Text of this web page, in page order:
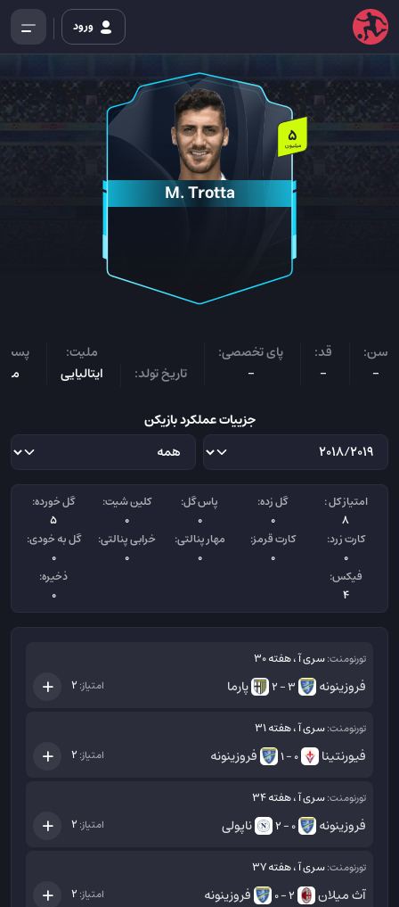
ورود
M. Trotta
5
میلیون
سن:
-
قد:
-
پای تخصصی:
-
تاریخ تولد:
ملیت:
ایتالیایی
پست
جزییات عملکرد بازیکن
امتیاز کل :
8
گل زده:
0
پاس گل:
0
کلین شیت:
0
گل خورده:
5
کارت زرد:
0
کارت قرمز:
0
مهار پنالتی:
0
خرابی پنالتی:
0
گل به خودی:
0
فیکس:
4
ذخیره:
0
تورنومنت:سری آ ، هفته 30
فروزینونه 3 - 2 پارما امتیاز: 2
تورنومنت:سری آ ، هفته 31
فیورنتینا 0 - 1 فروزینونه امتیاز: 2
تورنومنت:سری آ ، هفته 34
فروزینونه 0 - 2 ناپولی امتیاز: 2
تورنومنت:سری آ ، هفته 37
آث میلان 2 - 0 فروزینونه امتیاز: 2